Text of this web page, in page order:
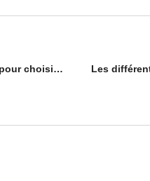
Les critères à considérer pour choisir son piano ?